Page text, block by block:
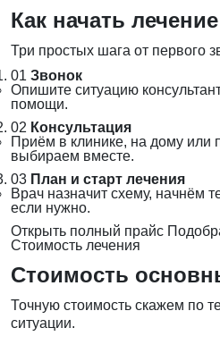
Как начать лечение
Три простых шага от первого
01 Звонок
Опишите ситуацию
помощи.
02 Консультация
Приём в клинике, на дому или
выбираем вместе.
03 План и старт лечения
Врач назначит схему, начнём
если нужно.
Открыть полный прайс
Стоимость лечения
Стоимость
Точную стоимость скажем по
ситуации.